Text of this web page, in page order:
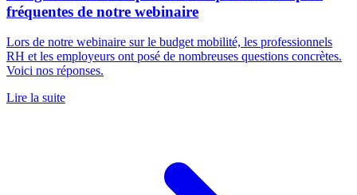
fréquentes de notre webinaire
Lors de notre webinaire sur le budget mobilité, les professionnels
RH et les employeurs ont posé de nombreuses questions concrètes.
Voici nos réponses.
Lire la suite